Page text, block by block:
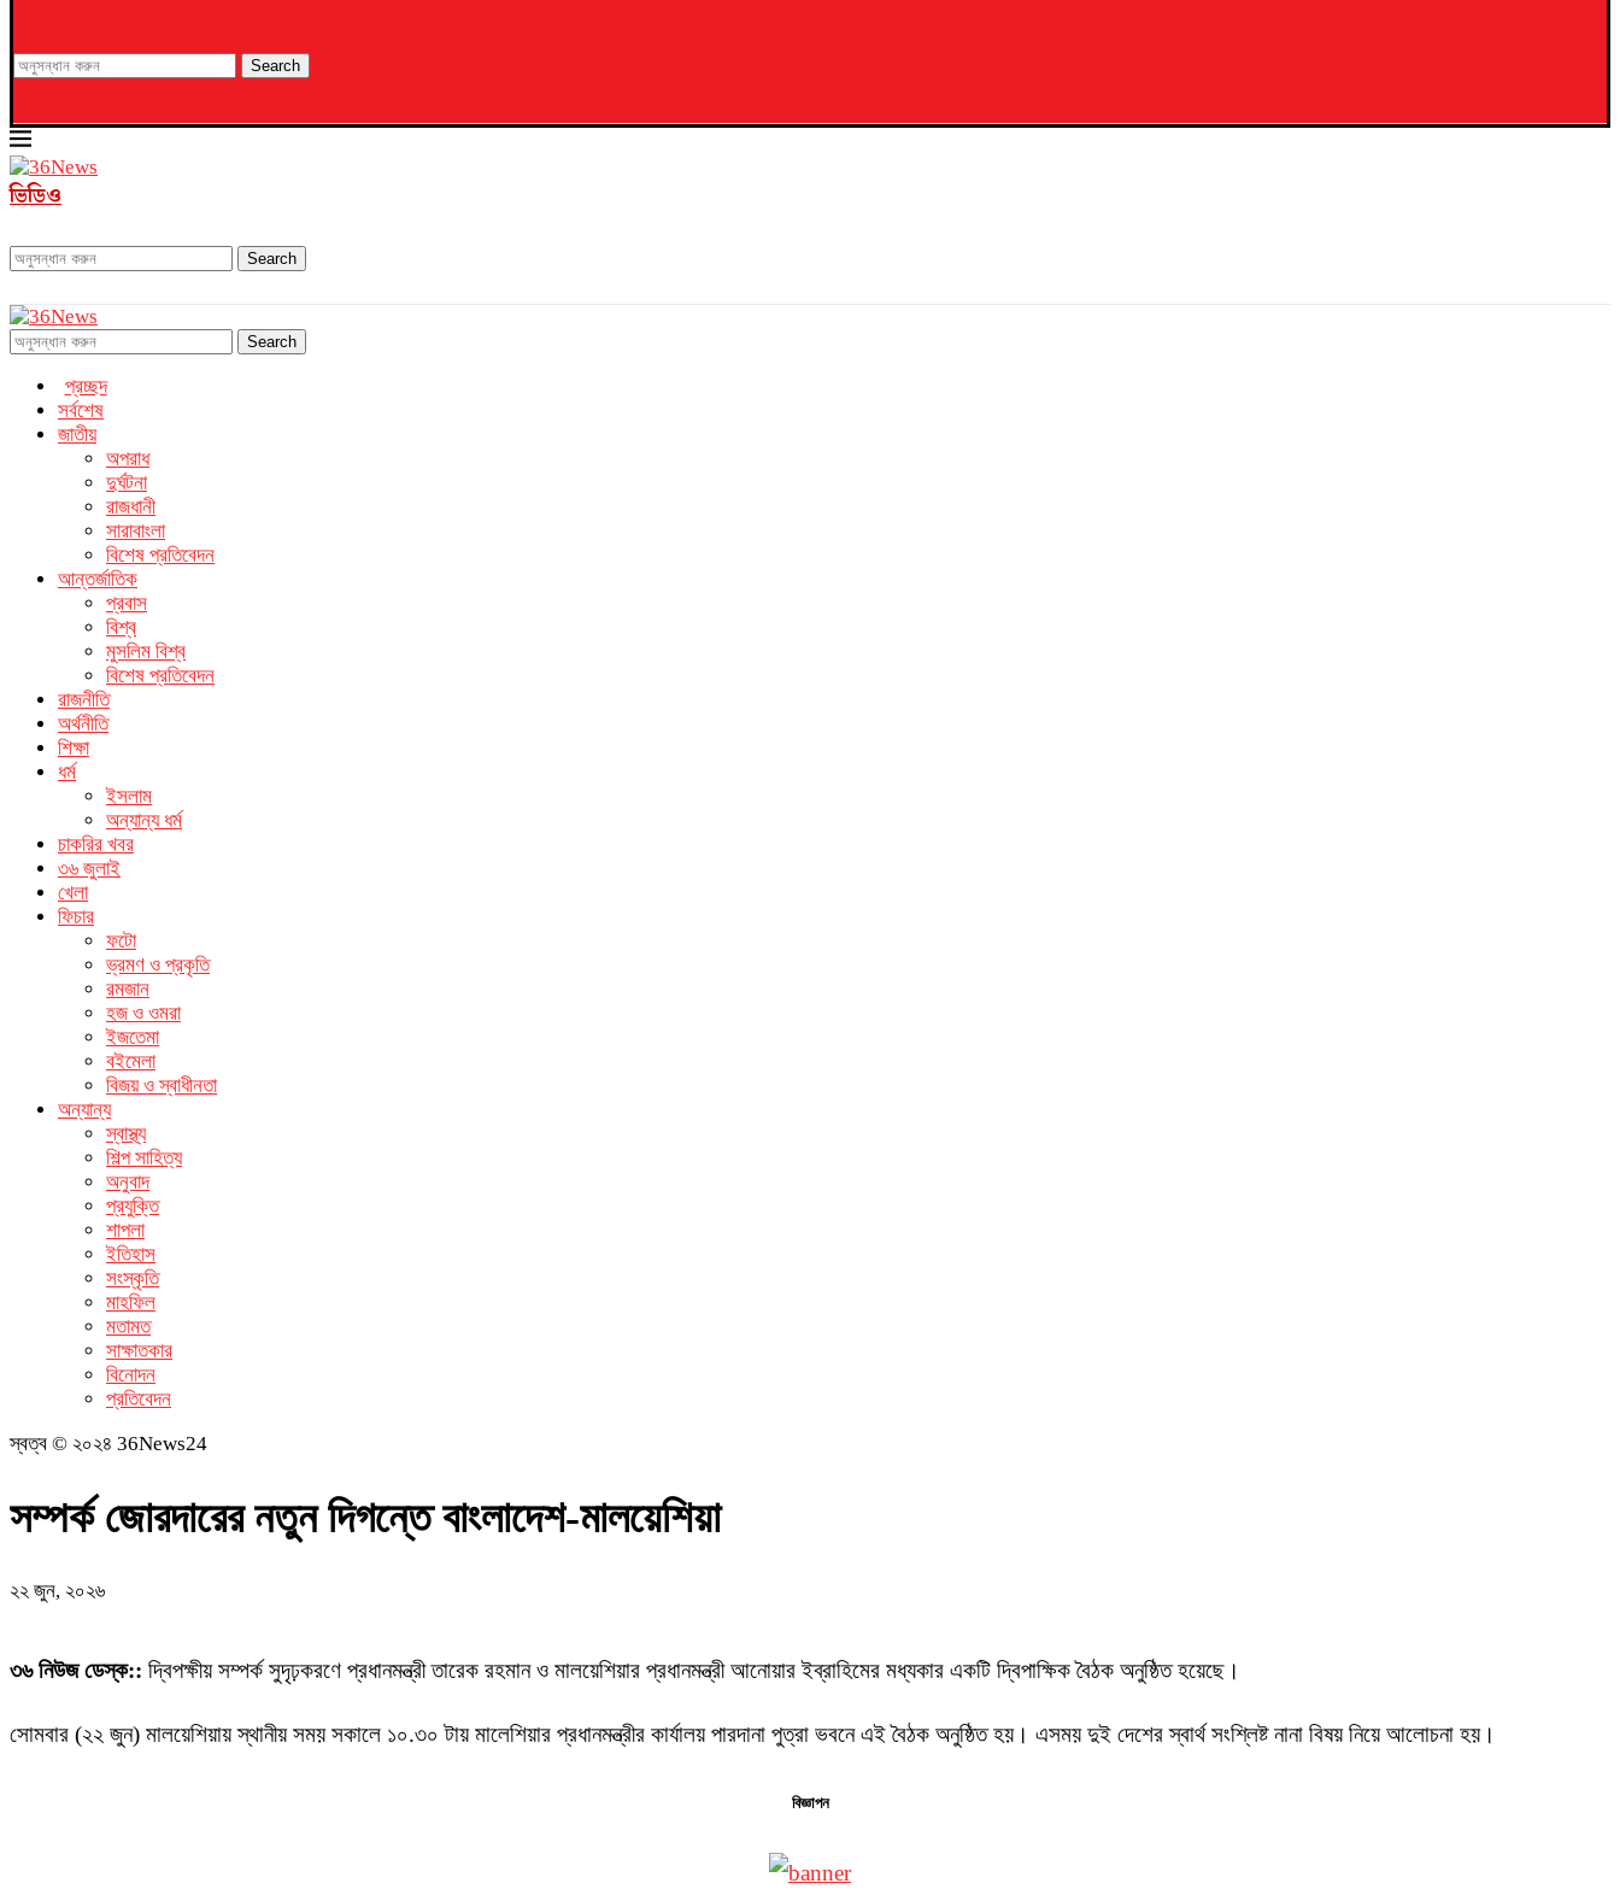
Search
ভিডিও
Search
Search
প্রচ্ছদ
সর্বশেষ
জাতীয়
অপরাধ
দুর্ঘটনা
রাজধানী
সারাবাংলা
বিশেষ প্রতিবেদন
আন্তর্জাতিক
প্রবাস
বিশ্ব
মুসলিম বিশ্ব
বিশেষ প্রতিবেদন
রাজনীতি
অর্থনীতি
শিক্ষা
ধর্ম
ইসলাম
অন্যান্য ধর্ম
চাকরির খবর
৩৬ জুলাই
খেলা
ফিচার
ফটো
ভ্রমণ ও প্রকৃতি
রমজান
হজ ও ওমরা
ইজতেমা
বইমেলা
বিজয় ও স্বাধীনতা
অন্যান্য
স্বাস্থ্য
শিল্প সাহিত্য
অনুবাদ
প্রযুক্তি
শাপলা
ইতিহাস
সংস্কৃতি
মাহফিল
মতামত
সাক্ষাতকার
বিনোদন
প্রতিবেদন
স্বত্ব © ২০২৪ 36News24
সম্পর্ক জোরদারের নতুন দিগন্তে বাংলাদেশ-মালয়েশিয়া
২২ জুন, ২০২৬
৩৬ নিউজ ডেস্ক:: দ্বিপক্ষীয় সম্পর্ক সুদৃঢ়করণে প্রধানমন্ত্রী তারেক রহমান ও মালয়েশিয়ার প্রধানমন্ত্রী আনোয়ার ইব্রাহিমের মধ্যকার একটি দ্বিপাক্ষিক বৈঠক অনুষ্ঠিত হয়েছে।
সোমবার (২২ জুন) মালয়েশিয়ায় স্থানীয় সময় সকালে ১০.৩০ টায় মালেশিয়ার প্রধানমন্ত্রীর কার্যালয় পারদানা পুত্রা ভবনে এই বৈঠক অনুষ্ঠিত হয়। এসময় দুই দেশের স্বার্থ সংশ্লিষ্ট নানা বিষয় নিয়ে আলোচনা হয়।
বিজ্ঞাপন